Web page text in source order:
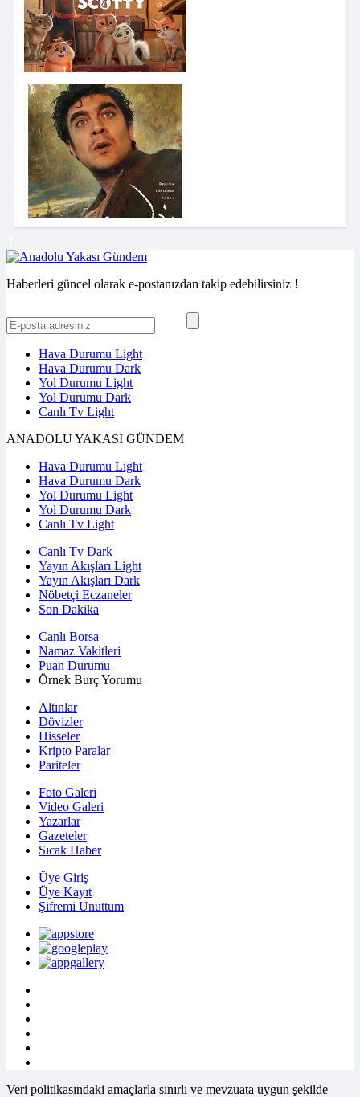
Haberleri güncel olarak e-postanızdan takip edebilirsiniz !
Hava Durumu Light
Hava Durumu Dark
Yol Durumu Light
Yol Durumu Dark
Canlı Tv Light
ANADOLU YAKASI GÜNDEM
Hava Durumu Light
Hava Durumu Dark
Yol Durumu Light
Yol Durumu Dark
Canlı Tv Light
Canlı Tv Dark
Yayın Akışları Light
Yayın Akışları Dark
Nöbetçi Eczaneler
Son Dakika
Canlı Borsa
Namaz Vakitleri
Puan Durumu
Örnek Burç Yorumu
Altınlar
Dövizler
Hisseler
Kripto Paralar
Pariteler
Foto Galeri
Video Galeri
Yazarlar
Gazeteler
Sıcak Haber
Üye Giriş
Üye Kayıt
Şifremi Unuttum
Veri politikasındaki amaçlarla sınırlı ve mevzuata uygun şekilde